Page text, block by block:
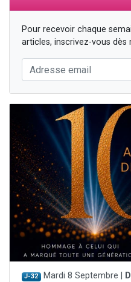
Pour recevoir chaque
articles, inscrivez-vous dès
J-32 Mardi 8 Septembre |